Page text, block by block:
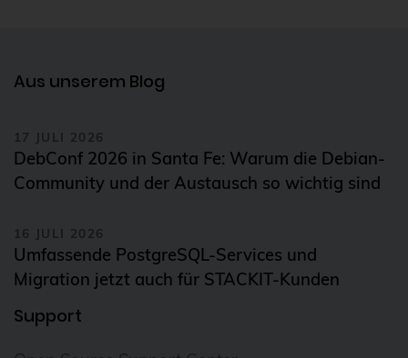
Datenrettung
DebConf
debconf24
debezium
Debian
debian 11
Aus unserem Blog
17 JULI 2026
DebConf 2026 in Santa Fe: Warum die Debian-
Community und der Austausch so wichtig sind
16 JULI 2026
Umfassende PostgreSQL-Services und
Migration jetzt auch für STACKIT-Kunden
Support